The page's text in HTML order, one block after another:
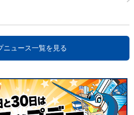
ニュース一覧を見る